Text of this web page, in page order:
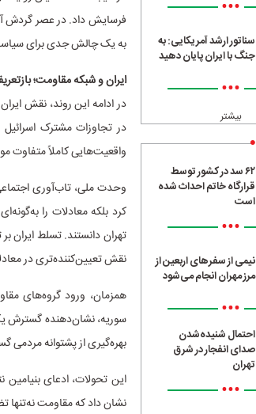
•••
سناتور ارشد آمریکایی: به
جنگ با ایران پایان دهید
•••
بیشتر
۶۲ سد در کشور توسط
قرارگاه خاتم احداث شده
است
•••
نیمی از سفرهای اربعین از
مرز مهران انجام می‌شود
•••
احتمال شنیده‌شدن
صدای انفجار در شرق
تهران
•••
فرسایش داد. در عصر گردش
به یک چالش جدی برای
ایران و شبکه مقاومت؛
در تجاوزات مشترک اسرائیل
واقعیت‌هایی کاملاً متفاوت
وحدت ملی، تاب‌آوری اجتماعی
کرد بلکه معادلات را
تهران دانستند. تسلط ایران
نقش تعیین‌کننده‌تری در
همزمان، ورود گروه‌های
سوریه، نشان‌دهنده گسترش
بهره‌گیری از پشتوانه
این تحولات، ادعای بنیامین
نشان داد که مقاومت نه‌تنها